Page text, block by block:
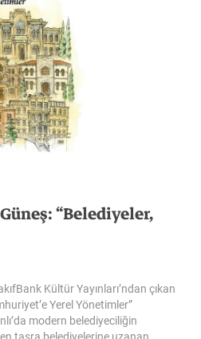
“Belediyeler,
Kültür Yayınları’ndan çıkan
Yerel Yönetimler”
modern belediyeciliğin